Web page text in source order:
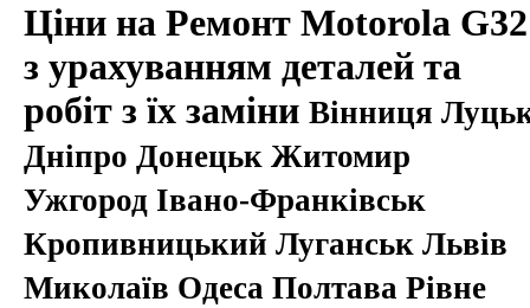
Ціни на Ремонт Motorola G32
з урахуванням деталей та
робіт з їх заміни Вінниця
Дніпро Донецьк Житомир
Ужгород Івано-Франківськ
Кропивницький Луганськ Львів
Миколаїв Одеса Полтава Рівне